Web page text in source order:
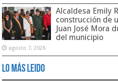
Alcaldesa Emily
construcción de
Juan José Mora
del municipio
agosto 7, 2026
Lo Más Leido